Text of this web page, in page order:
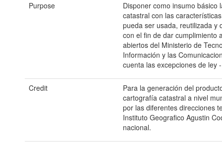
Purpose
Disponer como insumo básico
catastral con las
pueda ser usada, reutilizada y
con el fin de dar cumplimiento
abiertos del Ministerio de
Información y las
cuenta las excepciones de ley -
Credit
Para la generación del
cartografía catastral a nivel
por las diferentes direcciones
Instituto Geografico Agustin
nacional.